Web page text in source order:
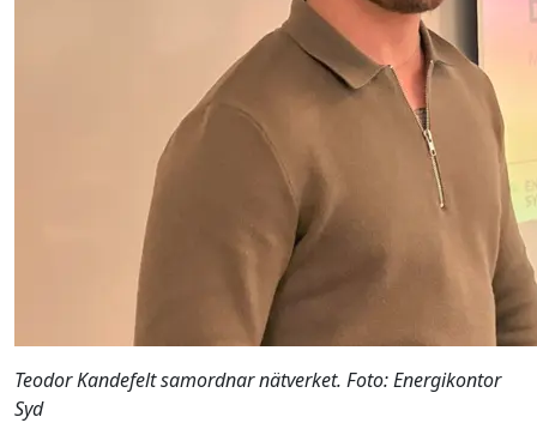
Teodor Kandefelt samordnar nätverket. Foto: Energikontor
Syd